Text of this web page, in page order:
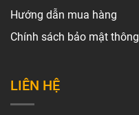
Hướng dẫn mua hàng
Chính sách bảo mật
LIÊN HỆ